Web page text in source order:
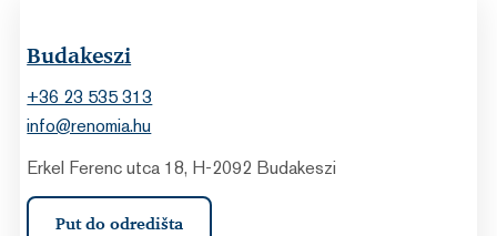
Budakeszi
+36 23 535 313
info@renomia.hu
Erkel Ferenc utca 18, H-2092 Budakeszi
Put do odredišta